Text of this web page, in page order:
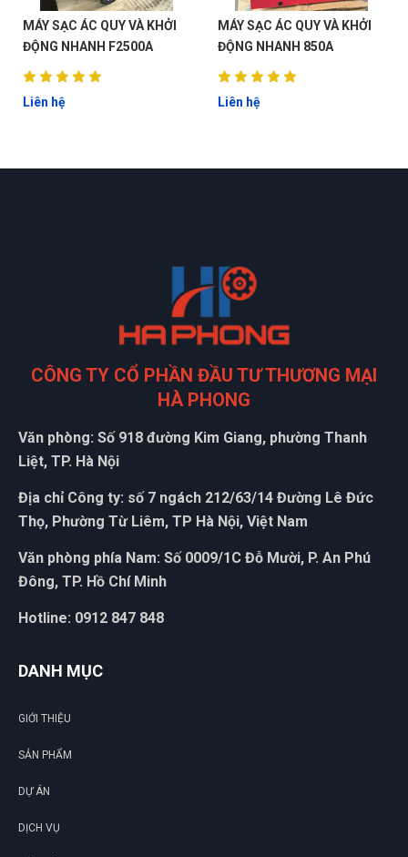
MÁY SẠC ÁC QUY VÀ KHỞI
ĐỘNG NHANH F2500A
Liên hệ
MÁY SẠC ÁC QUY VÀ KHỞI
ĐỘNG NHANH 850A
Liên hệ
CÔNG TY CỔ PHẦN ĐẦU TƯ THƯƠNG MẠI
HÀ PHONG
Văn phòng: Số 918 đường Kim Giang, phường Thanh
Liệt, TP. Hà Nội
Địa chỉ Công ty: số 7 ngách 212/63/14 Đường Lê Đức
Thọ, Phường Từ Liêm, TP Hà Nội, Việt Nam
Văn phòng phía Nam: Số 0009/1C Đỗ Mười, P. An Phú
Đông, TP. Hồ Chí Minh
Hotline: 0912 847 848
DANH MỤC
GIỚI THIỆU
SẢN PHẨM
DỰ ÁN
DỊCH VỤ